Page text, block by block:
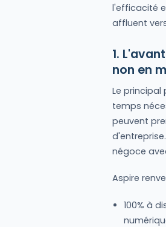
l'efficacité
affluent
1.
non en
Le principal
temps
peuvent
négoce
Aspire
100% à